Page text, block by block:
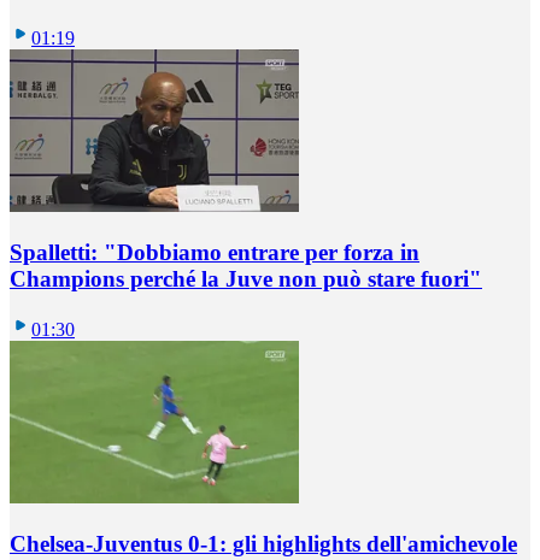
01:19
Spalletti: "Dobbiamo entrare per forza in
Champions perché la Juve non può stare fuori"
01:30
Chelsea-Juventus 0-1: gli highlights dell'amichevole